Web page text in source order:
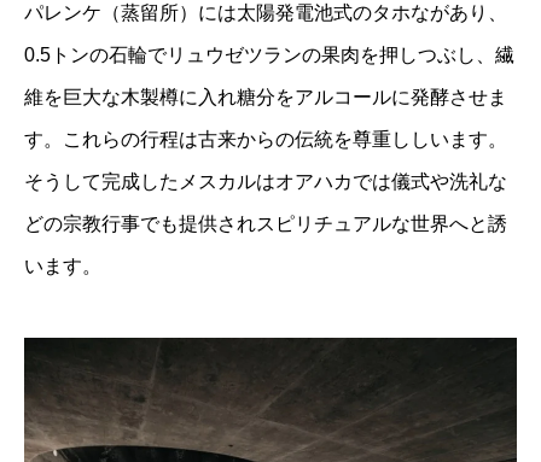
パレンケ（蒸留所）には太陽発電池式のタホながあり、
0.5トンの石輪でリュウゼツランの果肉を押しつぶし、繊
維を巨大な木製樽に入れ糖分をアルコールに発酵させま
す。これらの行程は古来からの伝統を尊重ししいます。
そうして完成したメスカルはオアハカでは儀式や洗礼な
どの宗教行事でも提供されスピリチュアルな世界へと誘
います。